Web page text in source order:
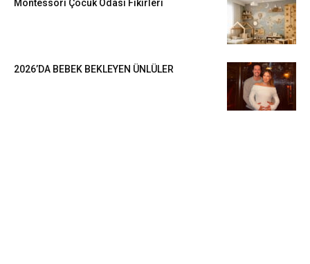
Montessori Çocuk Odası Fikirleri
2026’DA BEBEK BEKLEYEN ÜNLÜLER